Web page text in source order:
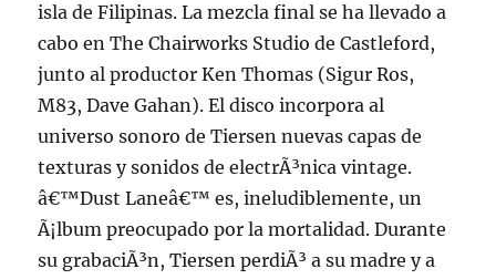
isla de Filipinas. La mezcla final se ha llevado a
cabo en The Chairworks Studio de Castleford,
junto al productor Ken Thomas (Sigur Ros,
M83, Dave Gahan). El disco incorpora al
universo sonoro de Tiersen nuevas capas de
texturas y sonidos de electrÃ³nica vintage.
â€™Dust Laneâ€™ es, ineludiblemente, un
Ã¡lbum preocupado por la mortalidad. Durante
su grabaciÃ³n, Tiersen perdiÃ³ a su madre y a